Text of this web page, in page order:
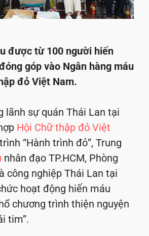
được từ 100 người hiến
góp vào Ngân hàng máu
đỏ Việt Nam.
lãnh sự quán Thái Lan tại
Hội Chữ thập đỏ Việt
“Hành trình đỏ”, Trung
nhân đạo TP.HCM, Phòng
công nghiệp Thái Lan tại
hoạt động hiến máu
chương trình thiện nguyện
tim”.